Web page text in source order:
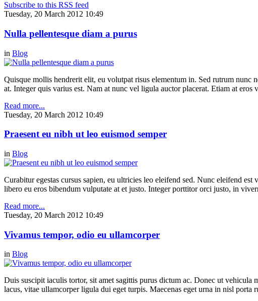
Subscribe to this RSS feed
Tuesday, 20 March 2012 10:49
Nulla pellentesque diam a purus
in Blog
Quisque mollis hendrerit elit, eu volutpat risus elementum in. Sed rutrum nunc
at. Integer quis varius est. Nam at nunc vel ligula auctor placerat. Etiam at
Read more...
Tuesday, 20 March 2012 10:49
Praesent eu nibh ut leo euismod semper
in Blog
Curabitur egestas cursus sapien, eu ultricies leo eleifend sed. Nunc eleifend
libero eu eros bibendum vulputate at et justo. Integer porttitor orci justo, in
Read more...
Tuesday, 20 March 2012 10:49
Vivamus tempor, odio eu ullamcorper
in Blog
Duis suscipit iaculis tortor, sit amet sagittis purus dictum ac. Donec ut
lacus, vitae ullamcorper ligula dui eget turpis. Maecenas eget urna in nisl porta